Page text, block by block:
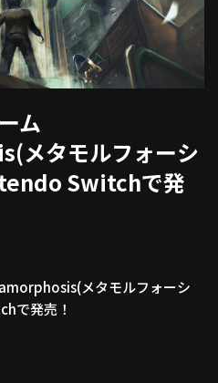
ム
メタモルフォーシ
Switchで発
メタモルフォーシ
で発売！